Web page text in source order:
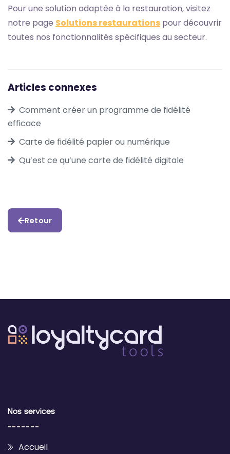
Pour une solution adaptée à la restauration, visitez
notre page Solutions restaurations pour découvrir
toutes nos fonctionnalités spécifiques au secteur.
Articles connexes
Comment créer un programme de fidélité
efficace
Carte de fidélité papier ou numérique
Qu’est ce qu’une carte de fidélité digitale
Retour
Nos services
Accueil